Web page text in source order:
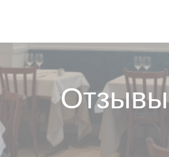
Отзывы